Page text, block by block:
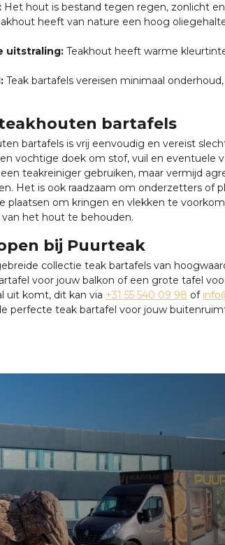
Het hout is bestand tegen regen, zonlicht
heeft van nature een hoog
uitstraling: Teakhout heeft warme
Teak bartafels vereisen minimaal
bartafels
bartafels is vrij eenvoudig en vereist
vochtige doek om stof, vuil en eventuele
teakreiniger gebruiken, maar vermijd
Het is ook raadzaam om onderzetters of
plaatsen om kringen en vlekken te
het hout te behouden.
bij Puurteak
collectie teak bartafels van
voor jouw balkon of een grote tafel
uit komt, dit kan via +31 55 540 09 98 of
perfecte teak bartafel voor jouw